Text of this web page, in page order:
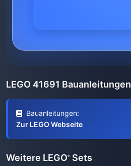
LEGO 41691 Bauanleitungen
Bauanleitungen:
Zur LEGO Webseite
Weitere LEGO® Sets